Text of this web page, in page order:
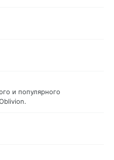
и популярного